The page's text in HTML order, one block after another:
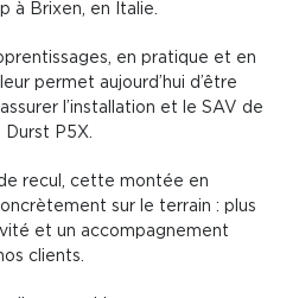
à Brixen, en Italie.
en pratique et en
permet aujourd’hui d’être
l’installation et le SAV de
Durst P5X.
recul, cette montée en
sur le terrain : plus
et un accompagnement
clients.